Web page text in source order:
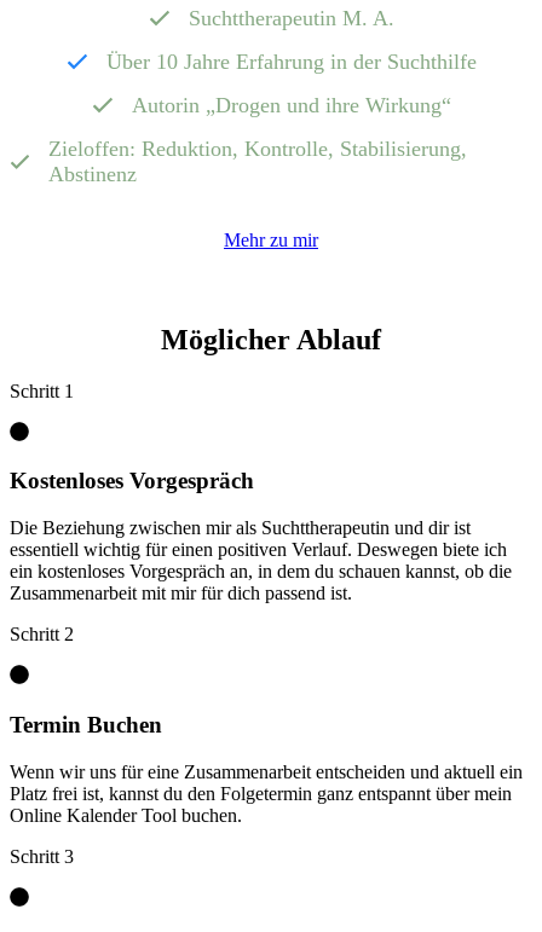
Suchttherapeutin M. A.
Über 10 Jahre Erfahrung in der Suchthilfe
Autorin „Drogen und ihre Wirkung“
Zieloffen: Reduktion, Kontrolle, Stabilisierung,
Abstinenz
Mehr zu mir
Möglicher Ablauf
Schritt 1
Kostenloses Vorgespräch
Die Beziehung zwischen mir als Suchttherapeutin und dir ist
essentiell wichtig für einen positiven Verlauf. Deswegen biete ich
ein kostenloses Vorgespräch an, in dem du schauen kannst, ob die
Zusammenarbeit mit mir für dich passend ist.
Schritt 2
Termin Buchen
Wenn wir uns für eine Zusammenarbeit entscheiden und aktuell ein
Platz frei ist, kannst du den Folgetermin ganz entspannt über mein
Online Kalender Tool buchen.
Schritt 3